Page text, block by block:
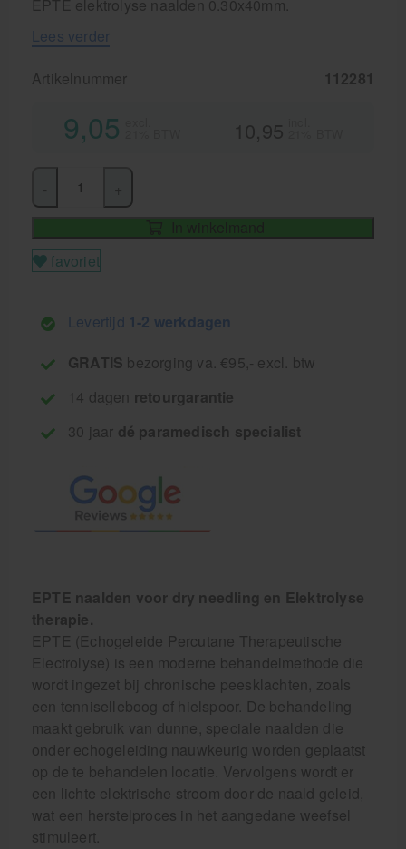
EPTE elektrolyse naalden 0.30x40mm.
Lees verder
Artikelnummer 112281
9,05 10,95
In winkelmand
favoriet
Levertijd 1-2 werkdagen
GRATIS bezorging va. €95,- excl. btw
14 dagen retourgarantie
30 jaar dé paramedisch specialist
EPTE naalden voor dry needling en Elektrolyse
therapie.
EPTE (Echogeleide Percutane Therapeutische
Electrolyse) is een moderne behandelmethode die
wordt ingezet bij chronische peesklachten, zoals
een tenniselleboog of hielspoor. De behandeling
maakt gebruik van dunne, speciale naalden die
onder echogeleiding nauwkeurig worden geplaatst
op de te behandelen locatie. Vervolgens wordt er
een lichte elektrische stroom door de naald geleid,
wat een herstelproces in het aangedane weefsel
stimuleert.